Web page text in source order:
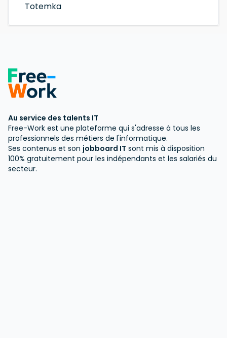
Totemka
Au service des talents IT
Free-Work est une plateforme qui s'adresse à tous les
professionnels des métiers de l'informatique.
Ses contenus et son jobboard IT sont mis à disposition
100% gratuitement pour les indépendants et les salariés du
secteur.